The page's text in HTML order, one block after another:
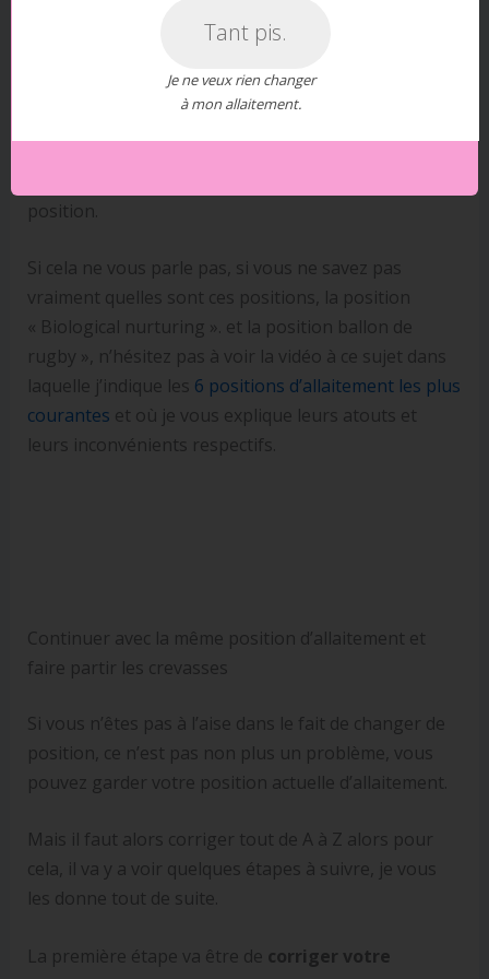
vraiment différemment sur le mamelon.
C’est une position dans laquellela prise du sein
position.
Si cela ne vous parle pas, si vous ne savez pas
vraiment quelles sont ces positions, la position
« Biological nurturing ». et la position ballon de
rugby », n’hésitez pas à voir la vidéo à ce sujet dans
laquelle j’indique les 6 positions d’allaitement les plus
courantes et où je vous explique leurs atouts et
leurs inconvénients respectifs.
Continuer avec la même position d’allaitement et
faire partir les crevasses
Si vous n’êtes pas à l’aise dans le fait de changer de
position, ce n’est pas non plus un problème, vous
pouvez garder votre position actuelle d’allaitement.
Mais il faut alors corriger tout de A à Z alors pour
cela, il va y a voir quelques étapes à suivre, je vous
les donne tout de suite.
La première étape va être de corriger votre
Tant pis.
Je ne veux rien changer
à mon allaitement.